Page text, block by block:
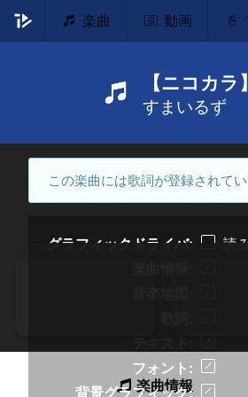
楽曲 動画
【ニコカ
すまいるず
この楽曲には歌詞が登録されてい
グラフィックドライバ
読
フォント
背景グラフィック
楽曲情報